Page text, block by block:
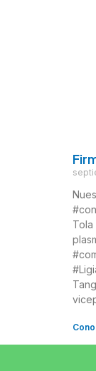
Tola